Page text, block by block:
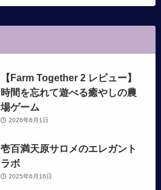
【Farm Together 2 レビュー】
時間を忘れて遊べる癒やしの農
場ゲーム
2026年6月1日
壱百満天原サロメのエレガント
ラボ
2025年6月16日